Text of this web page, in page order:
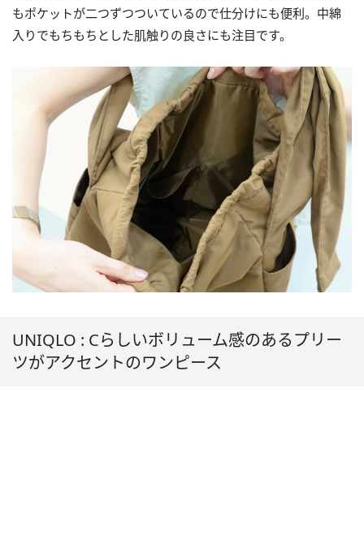
もポケットが二つずつついているので仕分けにも便利。中綿
入りでもちもちとした肌触りの良さにも注目です。
UNIQLO : Cらしいボリューム感のあるプリー
ツがアクセントのワンピース